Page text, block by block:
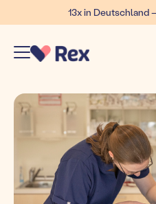
13x in Deutschland –